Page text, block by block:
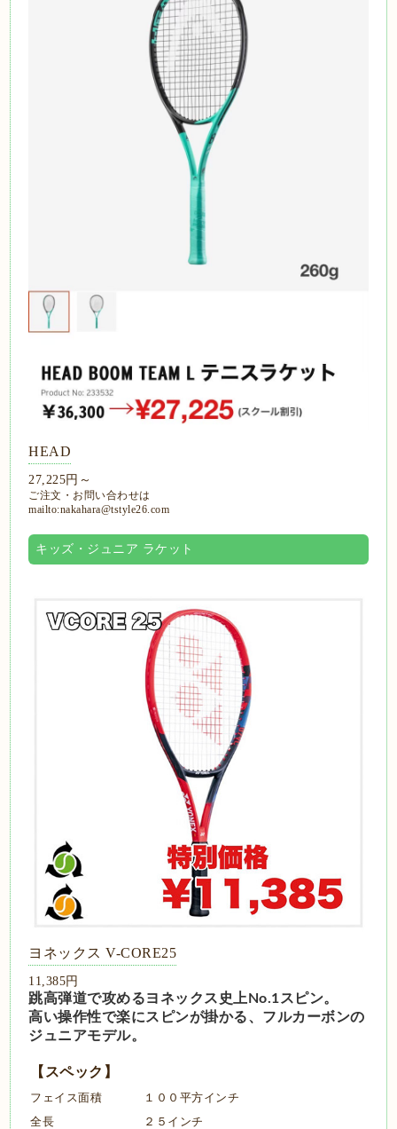
HEAD
27,225円～
ご注文・お問い合わせは
mailto:nakahara@tstyle26.com
キッズ・ジュニア ラケット
ヨネックス V-CORE25
11,385円
跳高弾道で攻めるヨネックス史上No.1スピン。
高い操作性で楽にスピンが掛かる、フルカーボンの
ジュニアモデル。
【スペック】
フェイス面積
１００平方インチ
全長
２５インチ